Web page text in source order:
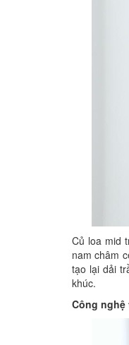
Củ loa mid
nam châm
tạo lại dải
khúc.
Công